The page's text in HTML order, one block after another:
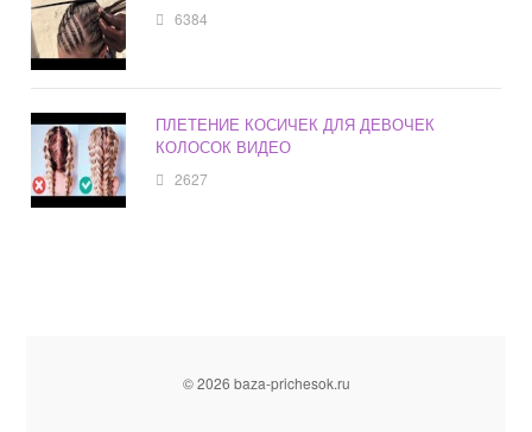
6384
ПЛЕТЕНИЕ КОСИЧЕК ДЛЯ ДЕВОЧЕК
КОЛОСОК ВИДЕО
2627
© 2026 baza-prichesok.ru